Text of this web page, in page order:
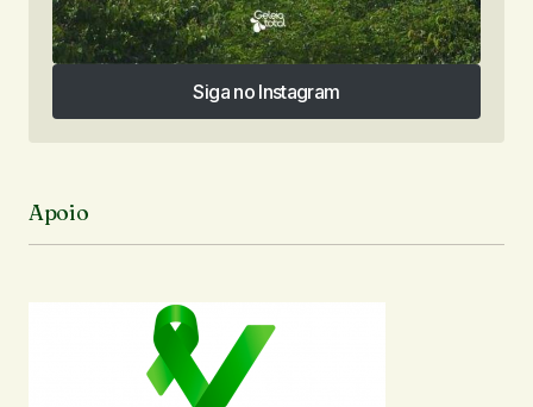
Siga no Instagram
Siga no Instagram
Apoio